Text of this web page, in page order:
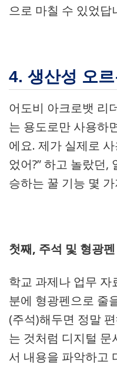
으로 마칠 수 있었답
4. 생산성 오
어도비 아크로뱃 리
는 용도로만 사용하
에요. 제가 실제로
었어?” 하고 놀랐던,
승하는 꿀 기능 몇
첫째, 주석 및 형광
학교 과제나 업무 자
분에 형광펜으로 줄
(주석)해두면 정말
는 것처럼 디지털 문
서 내용을 파악하고